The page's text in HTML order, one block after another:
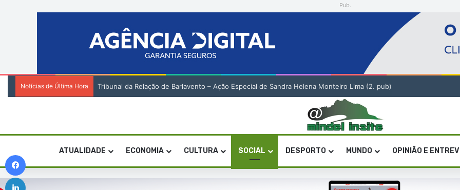
Pub.
Notícias de Última Hora Tribunal da Relação de Barlavento – Ação Especial de Sandra Helena Monteiro Lima (2. pub)
ATUALIDADE ECONOMIA CULTURA SOCIAL DESPORTO MUNDO OPINIÃO E
Linkedin